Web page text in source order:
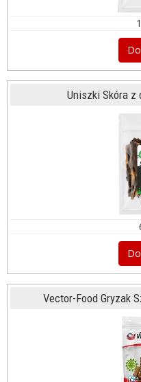
Uniszki Skóra z
Vector-Food Gryzak